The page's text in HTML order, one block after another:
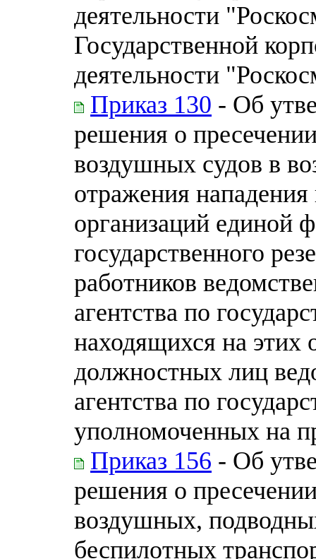
деятельности
Государственной
деятельности
Приказ 130 - Об
решения о
воздушных судов в
отражения
организаций единой
государственного
работников
агентства по
находящихся на этих
должностных лиц
агентства по
уполномоченных на
Приказ 156 - Об
решения о
воздушных,
беспилотных